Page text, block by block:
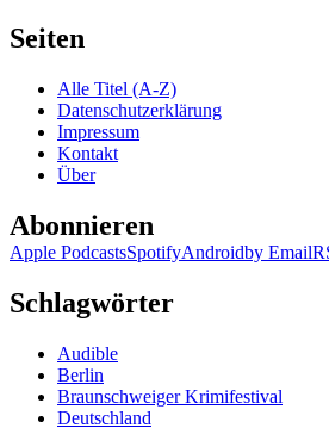
Seiten
Alle Titel (A-Z)
Datenschutzerklärung
Impressum
Kontakt
Über
Abonnieren
Apple PodcastsSpotifyAndroidby Email
Schlagwörter
Audible
Berlin
Braunschweiger Krimifestival
Deutschland